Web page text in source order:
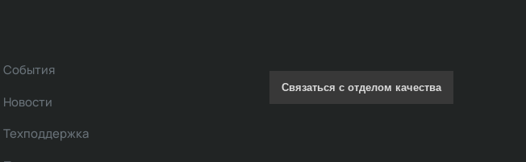
События
Новости
Техподдержка
Связаться с отделом качества